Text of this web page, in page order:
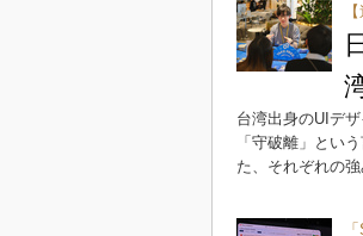
台湾出身のUIデ
「守破離」とい
た、それぞれの